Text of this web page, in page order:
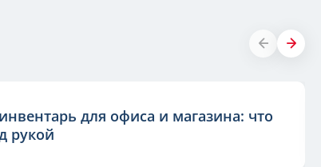
для офиса и магазина: что
рукой